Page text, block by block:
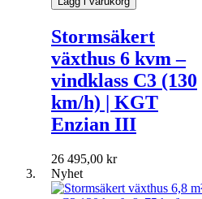
Stormsäkert
växthus 6 kvm –
vindklass C3 (130
km/h) | KGT
Enzian III
26 495,00 kr
Nyhet